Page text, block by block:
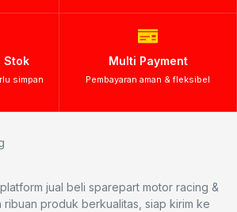
Stok
simpan
Multi Payment
Pembayaran aman & fleksibel
jual beli sparepart motor racing &
ribuan produk berkualitas, siap kirim ke